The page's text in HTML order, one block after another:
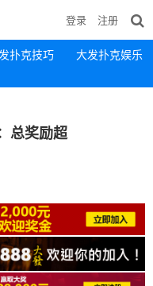
扑克技巧
大发扑克娱乐
登录 注册
总奖励超